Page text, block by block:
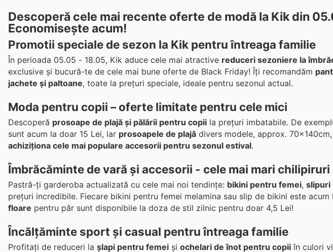
Descoperă cele mai recente oferte de modă la Kik din
Economisește acum!
Promotii speciale de sezon la Kik pentru întreaga familie
În perioada 05.05 - 18.05, Kik aduce cele mai atractive reduceri sezoniere la
exclusive și bucură-te de cele mai bune oferte de Black Friday! Îți recomandăm
jachete și paltoane, toate la prețuri speciale, ideale pentru sezonul actual.
Moda pentru copii – oferte limitate pentru cele mici
Descoperă prosoape de plajă și pălării pentru copii la prețuri imbatabile. De
sunt acum la doar 15 Lei, iar prosoapele de plajă divers modele, approx.
achiziționa cele mai populare accesorii pentru sezonul estival.
Îmbrăcăminte de vară și accesorii - cele mai mari chilipiruri
Pastră-ți garderoba actualizată cu cele mai noi tendințe: bikini pentru femei, slipuri
prețuri incredibile. Fiecare bikini pentru femei melamina sau slip de bikini este acum
floare pentru păr sunt disponibile la doza de stil zilnic pentru doar 4,5 Lei!
Încălţăminte sport și casual pentru întreaga familie
Profitați de reduceri la șlapi pentru femei și ochelari de înot pentru copii în culori